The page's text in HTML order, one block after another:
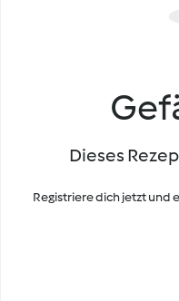
Dieses
Registriere dich jetzt und